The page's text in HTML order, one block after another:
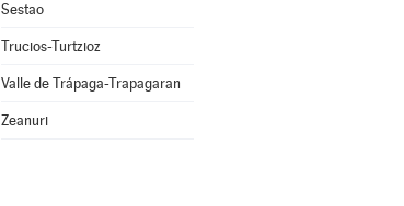
Sestao
Trucios-Turtzioz
Valle de Trápaga-Trapagaran
Zeanuri